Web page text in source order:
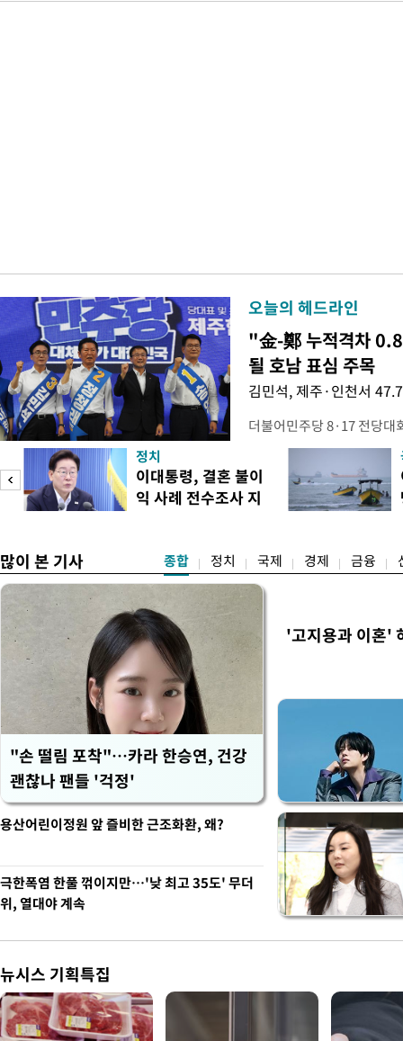
오늘의 헤드라인
"金-鄭 누적격차
될 호남 표심 주목
김민석, 제주·인천서
더불어민주당 8·17 전당대
보가 8일 제주·인천 지역
다. 앞서 정청래 후보 우세
·울산·경남 경선에서 1승
제주·인천 경선에서 이기
정치
이대통령, 결혼 불이
익 사례 전수조사 지
많이 본 기사 종합 정치 국제 경제 금융
"손 떨림 포착"…카라 한승연, 건강
괜찮나 팬들 '걱정'
'고지용과 이혼'
용산어린이정원 앞 즐비한 근조화환, 왜?
극한폭염 한풀 꺾이지만…'낮 최고 35도' 무더
위, 열대야 계속
뉴시스 기획특집